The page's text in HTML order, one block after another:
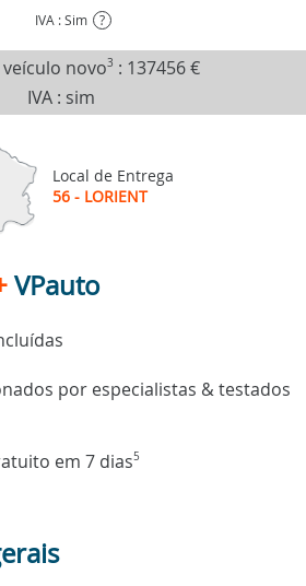
IVA : Sim ?
novo3 : 137456 €
IVA : sim
Local de Entrega
56 - LORIENT
VPauto
por especialistas & testados
em 7 dias5